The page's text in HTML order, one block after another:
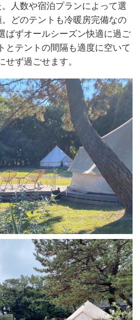
人数や宿泊プランによって選
どのテントも冷暖房完備なの
ばずオールシーズン快適に過ご
とテントの間隔も適度に空いて
せず過ごせます。